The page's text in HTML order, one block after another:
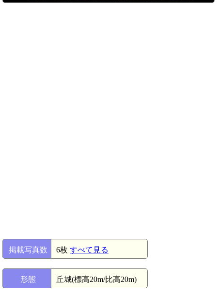
掲載写真数 6枚 すべて見る
形態 丘城(標高20m/比高20m)